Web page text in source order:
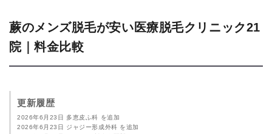
蕨のメンズ脱毛が安い医療脱毛クリニック21
院｜料金比較
更新履歴
2026年6月23日 多恵皮ふ科 を追加
2026年6月23日 ジャジー形成外科 を追加